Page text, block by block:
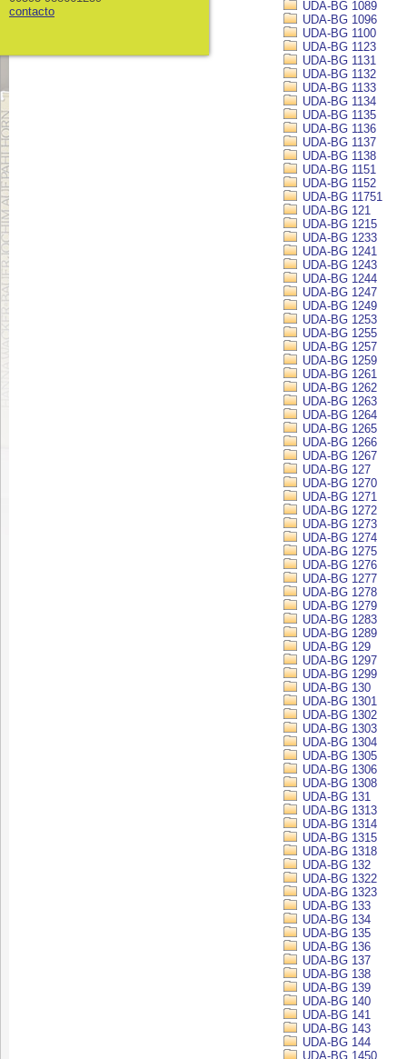
UDA-BG 1089
UDA-BG 1096
UDA-BG 1100
UDA-BG 1123
UDA-BG 1131
UDA-BG 1132
UDA-BG 1133
UDA-BG 1134
UDA-BG 1135
UDA-BG 1136
UDA-BG 1137
UDA-BG 1138
UDA-BG 1151
UDA-BG 1152
UDA-BG 11751
UDA-BG 121
UDA-BG 1215
UDA-BG 1233
UDA-BG 1241
UDA-BG 1243
UDA-BG 1244
UDA-BG 1247
UDA-BG 1249
UDA-BG 1253
UDA-BG 1255
UDA-BG 1257
UDA-BG 1259
UDA-BG 1261
UDA-BG 1262
UDA-BG 1263
UDA-BG 1264
UDA-BG 1265
UDA-BG 1266
UDA-BG 1267
UDA-BG 127
UDA-BG 1270
UDA-BG 1271
UDA-BG 1272
UDA-BG 1273
UDA-BG 1274
UDA-BG 1275
UDA-BG 1276
UDA-BG 1277
UDA-BG 1278
UDA-BG 1279
UDA-BG 1283
UDA-BG 1289
UDA-BG 129
UDA-BG 1297
UDA-BG 1299
UDA-BG 130
UDA-BG 1301
UDA-BG 1302
UDA-BG 1303
UDA-BG 1304
UDA-BG 1305
UDA-BG 1306
UDA-BG 1308
UDA-BG 131
UDA-BG 1313
UDA-BG 1314
UDA-BG 1315
UDA-BG 1318
UDA-BG 132
UDA-BG 1322
UDA-BG 1323
UDA-BG 133
UDA-BG 134
UDA-BG 135
UDA-BG 136
UDA-BG 137
UDA-BG 138
UDA-BG 139
UDA-BG 140
UDA-BG 141
UDA-BG 143
UDA-BG 144
UDA-BG 1450
contacto